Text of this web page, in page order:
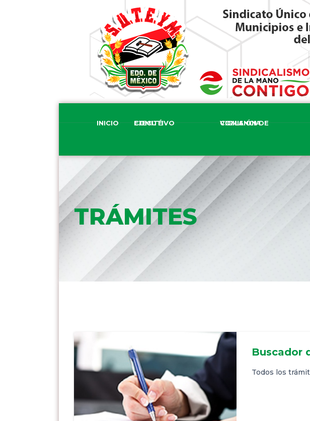
INICIO COMITÉ EJECUTIVO COMISIÓN DE VIGILANCIA
TRÁMITES
Buscador
Todos los